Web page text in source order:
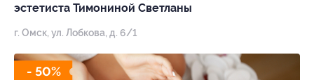
эстетиста Тимониной Светланы
г. Омск, ул. Лобкова, д. 6/1
- 50%